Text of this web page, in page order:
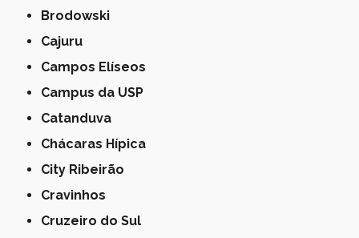
Brodowski
Cajuru
Campos Elíseos
Campus da USP
Catanduva
Chácaras Hípica
City Ribeirão
Cravinhos
Cruzeiro do Sul